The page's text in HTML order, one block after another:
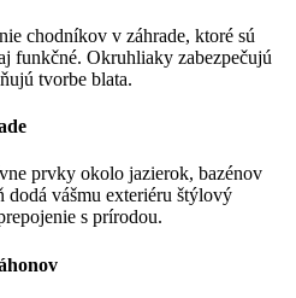
chodníkov v záhrade, ktoré sú
funkčné. Okruhliaky zabezpečujú
tvorbe blata.
prvky okolo jazierok, bazénov
dodá vášmu exteriéru štýlový
s prírodou.